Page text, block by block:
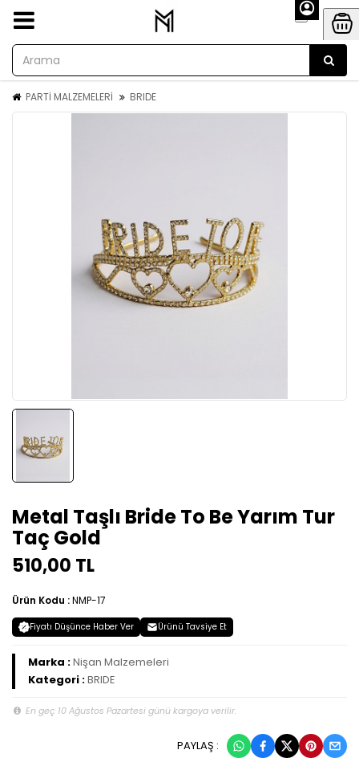
PARTİ MALZEMELERİ BRIDE
Metal Taşlı Bride To Be Yarım Tur
Taç Gold
510,00 TL
Ürün Kodu :NMP-17
Fiyatı Düşünce Haber Ver Ürünü Tavsiye Et
Marka :Nişan Malzemeleri
Kategori :BRIDE
En geç 10 Ağustos Pazartesi günü kargoya verilir.
PAYLAŞ :